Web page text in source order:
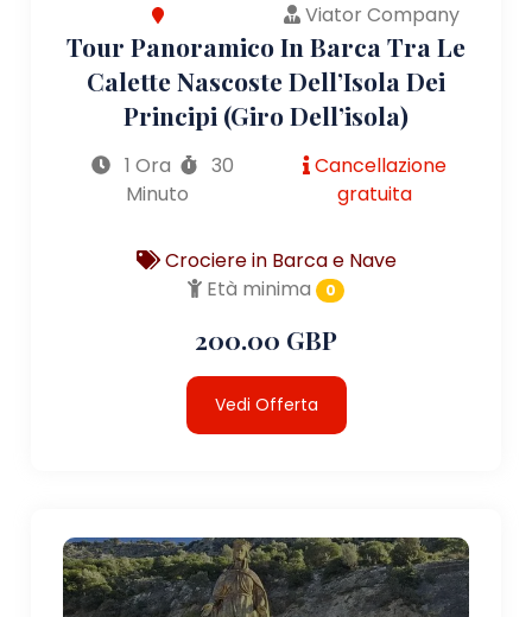
Viator Company
Tour Panoramico In Barca Tra Le
Calette Nascoste Dell’Isola Dei
Principi (giro Dell’isola)
1 Ora
30
Minuto
Cancellazione
gratuita
Crociere in Barca e Nave
Età minima
0
200.00 GBP
Vedi Offerta